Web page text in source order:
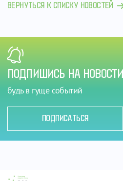
ВЕРНУТЬСЯ К СПИСКУ НОВОСТЕЙ
ПОДПИШИСЬ НА НОВОСТИ
будь в гуще событий
ПОДПИСАТЬСЯ